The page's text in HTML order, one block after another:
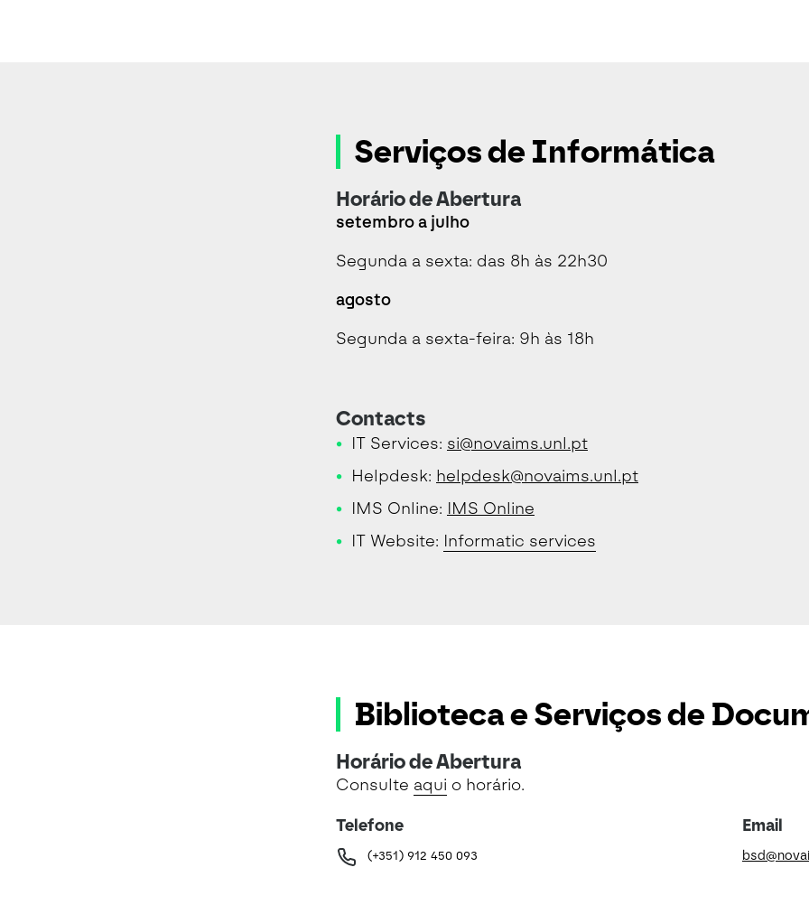
Serviços de Informática
Horário de Abertura
setembro a julho
Segunda a sexta: das 8h às 22h30
agosto
Segunda a sexta-feira: 9h às 18h
Contacts
IT Services: si@novaims.unl.pt
Helpdesk: helpdesk@novaims.unl.pt
IMS Online: IMS Online
IT Website: Informatic services
Biblioteca e Serviços de
Horário de Abertura
Consulte aqui o horário.
Telefone
(+351) 912 450 093
Email